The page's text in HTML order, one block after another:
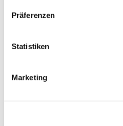
Präferenzen
Statistiken
Marketing